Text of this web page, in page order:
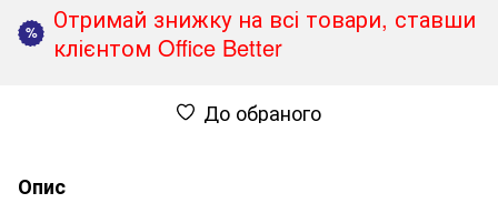
%
Отримай знижку на всі товари, ставши
клієнтом Office Better
До обраного
Опис